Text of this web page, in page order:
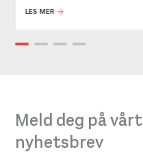
LES MER
Meld deg på vårt
nyhetsbrev